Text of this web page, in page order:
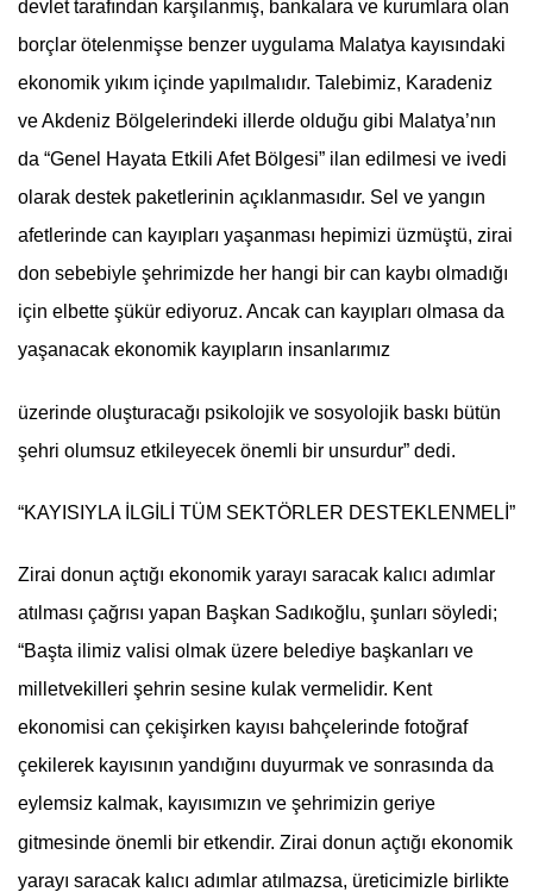
devlet tarafından karşılanmış, bankalara ve kurumlara olan
borçlar ötelenmişse benzer uygulama Malatya kayısındaki
ekonomik yıkım içinde yapılmalıdır. Talebimiz, Karadeniz
ve Akdeniz Bölgelerindeki illerde olduğu gibi Malatya’nın
da “Genel Hayata Etkili Afet Bölgesi” ilan edilmesi ve ivedi
olarak destek paketlerinin açıklanmasıdır. Sel ve yangın
afetlerinde can kayıpları yaşanması hepimizi üzmüştü, zirai
don sebebiyle şehrimizde her hangi bir can kaybı olmadığı
için elbette şükür ediyoruz. Ancak can kayıpları olmasa da
yaşanacak ekonomik kayıpların insanlarımız
üzerinde oluşturacağı psikolojik ve sosyolojik baskı bütün
şehri olumsuz etkileyecek önemli bir unsurdur” dedi.
“KAYISIYLA İLGİLİ TÜM SEKTÖRLER DESTEKLENMELİ”
Zirai donun açtığı ekonomik yarayı saracak kalıcı adımlar
atılması çağrısı yapan Başkan Sadıkoğlu, şunları söyledi;
“Başta ilimiz valisi olmak üzere belediye başkanları ve
milletvekilleri şehrin sesine kulak vermelidir. Kent
ekonomisi can çekişirken kayısı bahçelerinde fotoğraf
çekilerek kayısının yandığını duyurmak ve sonrasında da
eylemsiz kalmak, kayısımızın ve şehrimizin geriye
gitmesinde önemli bir etkendir. Zirai donun açtığı ekonomik
yarayı saracak kalıcı adımlar atılmazsa, üreticimizle birlikte